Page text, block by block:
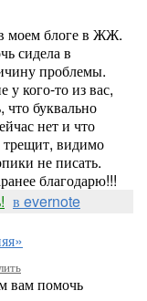
моем блоге в ЖЖ.
сидела в
проблемы.
кого-то из вас,
что буквально
нет и что
видимо
не писать.
благодарю!!!
в evernote
вам помочь